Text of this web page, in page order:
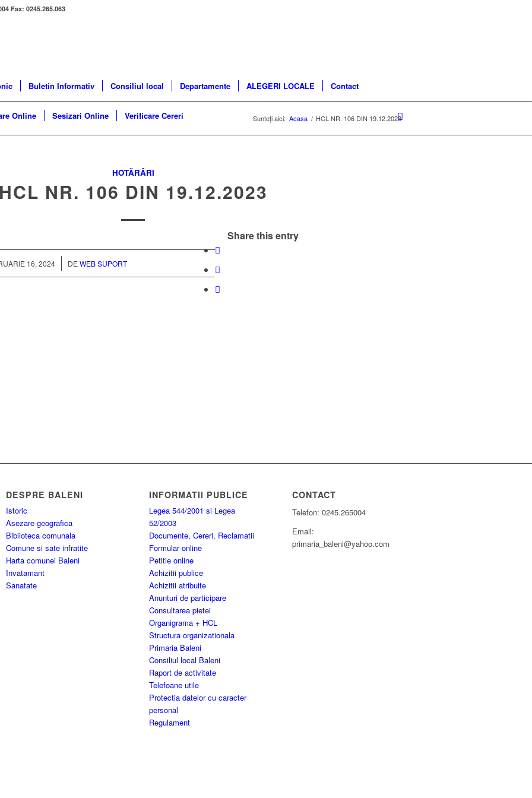
Fax: 0245.265.063
Buletin Informativ Consiliul local Departamente ALEGERI LOCALE Contact
Online Sesizari Online Verificare Cereri Sunteți aici: Acasa / HCL NR. 106 DIN 19.12.2023
HOTĂRÂRI
HCL NR. 106 DIN 19.12.2023
16, 2024
/ DEWEB SUPORT
Share this entry
DESPRE BALENI
Istoric
Asezare geografica
Biblioteca comunala
Comune si sate infratite
Harta comunei Baleni
Invatamant
Sanatate
INFORMATII PUBLICE
Legea 544/2001 si Legea
52/2003
Documente, Cereri, Reclamatii
Formular online
Petitie online
Achizitii publice
Achizitii atribuite
Anunturi de participare
Consultarea pietei
Organigrama + HCL
Structura organizationala
Primaria Baleni
Consiliul local Baleni
Raport de activitate
Telefoane utile
Protectia datelor cu caracter
personal
Regulament
CONTACT
Telefon: 0245.265004
Email:
primaria_baleni@yahoo.com